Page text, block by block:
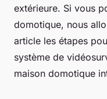
extérieure. Si vous
domotique, nous
article les étapes
système de
maison domotique